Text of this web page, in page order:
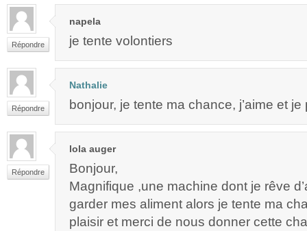
Répondre
napela
je tente volontiers
Répondre
Nathalie
bonjour, je tente ma chance, j’aime et
Répondre
lola auger
Bonjour,
Magnifique ,une machine dont je rêve
garder mes aliment alors je tente ma
plaisir et merci de nous donner cette